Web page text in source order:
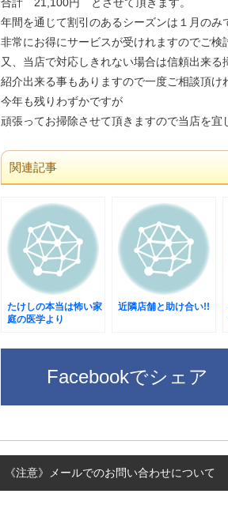
年間を通じて割引のあるシーズンは１月のみ
非常にお得にサービスが受けれますのでご検
又、当店で対応しきれない場合は信頼出来る
紹介出来る事もありますので一度ご相談頂け
今年も残りわずかですが
頑張ってお掃除させて頂きますので当店を宜
関連記事
たけしの本当は怖い家
庭の医学より
近隣店舗と助け合い!!
Facebookでシェア
《注意》メールでのお問い合わせについて